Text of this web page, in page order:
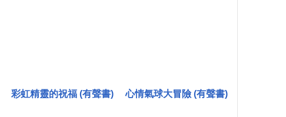
彩虹精靈的祝福 (有聲書) 心情氣球大冒險 (有聲書)